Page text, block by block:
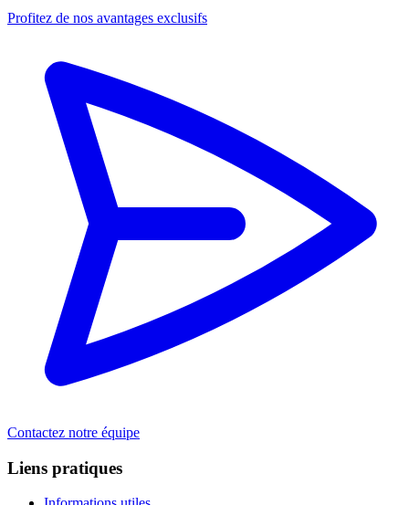
Profitez de nos avantages exclusifs
Contactez notre équipe
Liens pratiques